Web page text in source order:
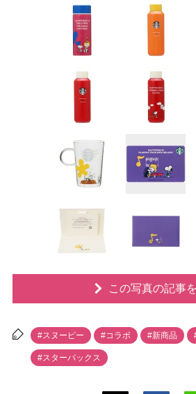
この写真の記事
#スヌーピー #コラボ #新商品
#スターバックス